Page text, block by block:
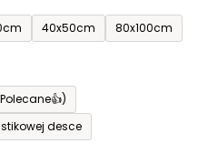
40x50cm 80x100cm
desce